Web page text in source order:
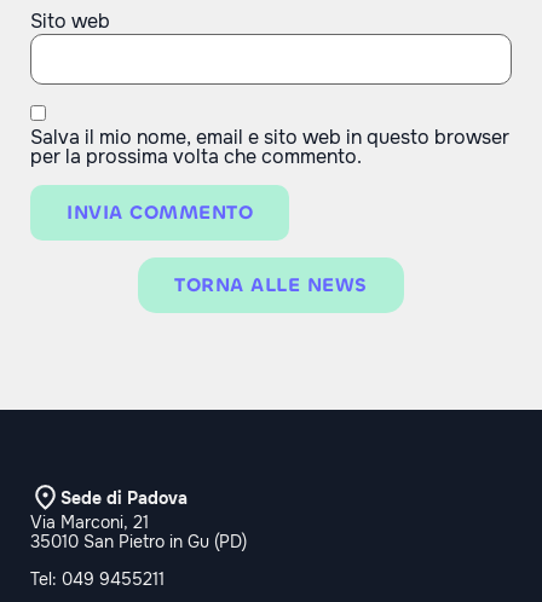
Sito web
Salva il mio nome, email e sito web in questo browser
per la prossima volta che commento.
TORNA ALLE NEWS
Sede di Padova
Via Marconi, 21
35010 San Pietro in Gu (PD)
Tel: 049 9455211